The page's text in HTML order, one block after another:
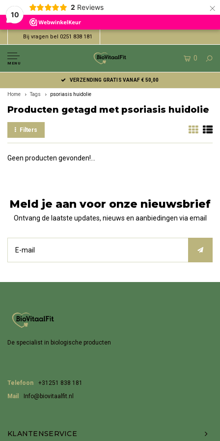
10
2 Reviews ×
Bij vragen bel 0251 838 181
MENU
0
VERZENDING GRATIS VANAF € 50,00
Home Tags psoriasis huidolie
Producten getagd met psoriasis huidolie
Filters
Geen producten gevonden!...
Meld je aan voor onze nieuwsbrief
Ontvang de laatste updates, nieuws en aanbiedingen via email
De specialist in biologische producten
Telefoon
+31251 838 181
Mail
Info@biovitaalfit.nl
KLANTENSERVICE